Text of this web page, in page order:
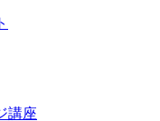
講座